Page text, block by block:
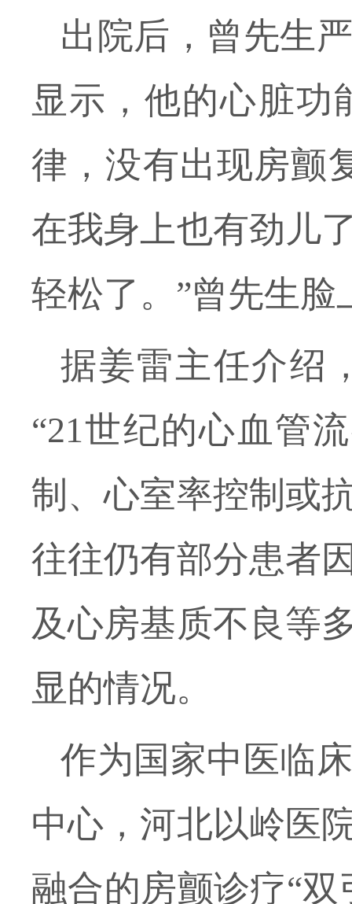
出院后，曾先生
显示，他的心脏功
律，没有出现房颤
在我身上也有劲儿
轻松了。 ”曾先生脸
据姜雷主任介绍
“21世纪的心血管
制、心室率控制或
往往仍有部分患者
及心房基质不良等
显的情况。
作为国家中医临
中心，河北以岭医
融合的房颤诊疗“双